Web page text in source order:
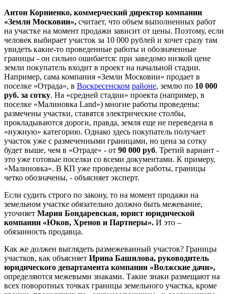
Антон Корниенко, коммерческий директор компании
«Земли Московии», считает, что объем выполненных работ
на участке на момент продажи зависит от цены. Поэтому, если
человек выбирает участок за 10 000 рублей и хочет сразу там
увидеть какие-то проведенные работы и обозначенные
границы - он сильно ошибается: при заведомо низкой цене
земли покупатель входит в проект на начальной стадии.
Например, сама компания «Земли Московии» продает в
поселке «Отрада», в Воскресенском районе, землю по 10 000
руб. за сотку. На «средней стадии» проекта (например, в
поселке «Малиновка Land») многие работы проведены:
размечены участки, ставятся электрические столбы,
прокладываются дороги, правда, земля еще не переведена в
«нужную» категорию. Однако здесь покупатель получает
участок уже с размеченными границами, но цена за сотку
будет выше, чем в «Отраде» - от 90 000 руб. Третий вариант -
это уже готовые поселки со всеми документами. К примеру,
«Малиновка». В КП уже проведены все работы, границы
четко обозначены, - объясняет эксперт.
Если судить строго по закону, то на момент продажи на
земельном участке обязательно должно быть межевание,
уточняет Мария Бондаревская, юрист юридической
компании «Юков, Хренов и Партнеры». И это –
обязанность продавца.
Как же должен выглядеть размежеванный участок? Границы
участков, как объясняет Ирина Башилова, руководитель
юридического департамента компании «Волжские дачи»,
определяются межевыми знаками. Такие знаки размещают на
всех поворотных точках границы земельного участка, кроме